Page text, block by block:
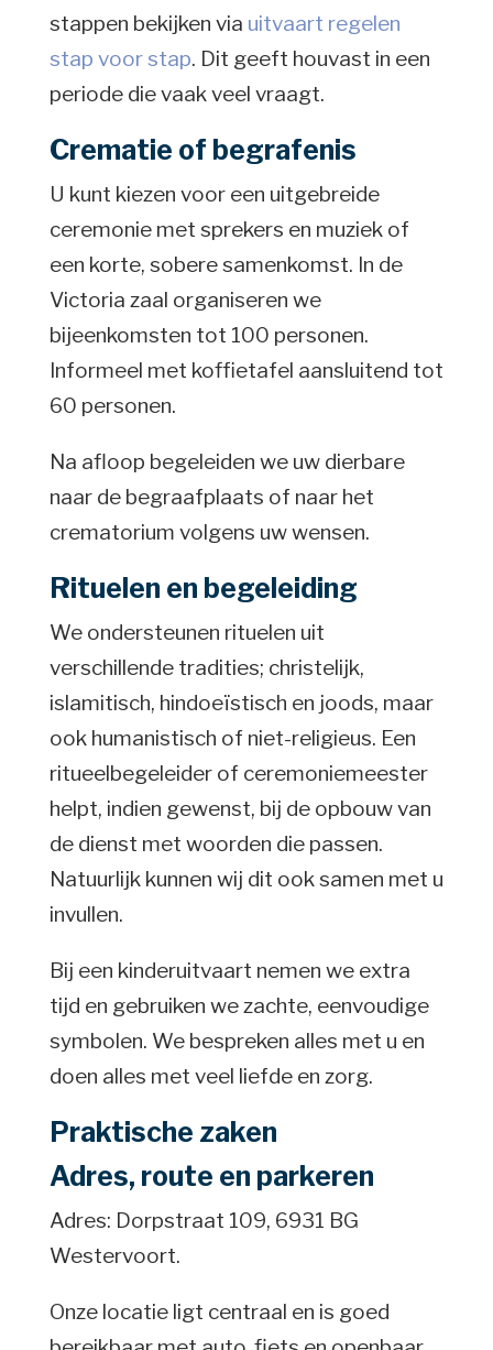
stappen bekijken via uitvaart regelen
stap voor stap. Dit geeft houvast in een
periode die vaak veel vraagt.
Crematie of begrafenis
U kunt kiezen voor een uitgebreide
ceremonie met sprekers en muziek of
een korte, sobere samenkomst. In de
Victoria zaal organiseren we
bijeenkomsten tot 100 personen.
Informeel met koffietafel aansluitend tot
60 personen.
Na afloop begeleiden we uw dierbare
naar de begraafplaats of naar het
crematorium volgens uw wensen.
Rituelen en begeleiding
We ondersteunen rituelen uit
verschillende tradities; christelijk,
islamitisch, hindoeïstisch en joods, maar
ook humanistisch of niet-religieus. Een
ritueelbegeleider of ceremoniemeester
helpt, indien gewenst, bij de opbouw van
de dienst met woorden die passen.
Natuurlijk kunnen wij dit ook samen met u
invullen.
Bij een kinderuitvaart nemen we extra
tijd en gebruiken we zachte, eenvoudige
symbolen. We bespreken alles met u en
doen alles met veel liefde en zorg.
Praktische zaken
Adres, route en parkeren
Adres: Dorpstraat 109, 6931 BG
Westervoort.
Onze locatie ligt centraal en is goed